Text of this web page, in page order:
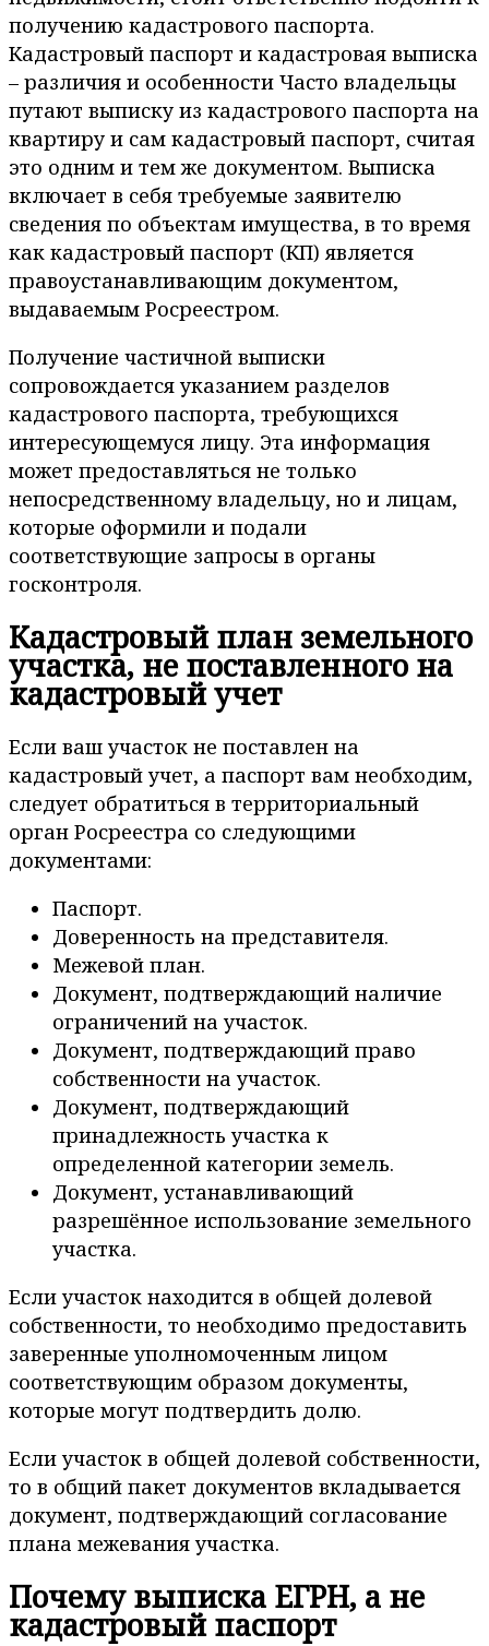
получению кадастрового паспорта.
Кадастровый паспорт и кадастровая выписка
– различия и особенности Часто владельцы
путают выписку из кадастрового паспорта на
квартиру и сам кадастровый паспорт, считая
это одним и тем же документом. Выписка
включает в себя требуемые заявителю
сведения по объектам имущества, в то время
как кадастровый паспорт (КП) является
правоустанавливающим документом,
выдаваемым Росреестром.
Получение частичной выписки
сопровождается указанием разделов
кадастрового паспорта, требующихся
интересующемуся лицу. Эта информация
может предоставляться не только
непосредственному владельцу, но и лицам,
которые оформили и подали
соответствующие запросы в органы
госконтроля.
Кадастровый план земельного
участка, не поставленного на
кадастровый учет
Если ваш участок не поставлен на
кадастровый учет, а паспорт вам необходим,
следует обратиться в территориальный
орган Росреестра со следующими
документами:
Паспорт.
Доверенность на представителя.
Межевой план.
Документ, подтверждающий наличие
ограничений на участок.
Документ, подтверждающий право
собственности на участок.
Документ, подтверждающий
принадлежность участка к
определенной категории земель.
Документ, устанавливающий
разрешённое использование земельного
участка.
Если участок находится в общей долевой
собственности, то необходимо предоставить
заверенные уполномоченным лицом
соответствующим образом документы,
которые могут подтвердить долю.
Если участок в общей долевой собственности,
то в общий пакет документов вкладывается
документ, подтверждающий согласование
плана межевания участка.
Почему выписка ЕГРН, а не
кадастровый паспорт